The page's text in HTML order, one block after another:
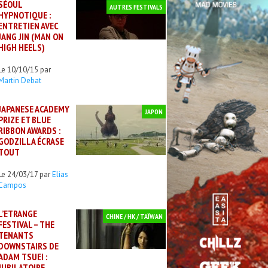
:
AVEC
JIN (MAN ON
HEELS)
10/10/15 par
Debat
AUTRES FESTIVALS
ACADEMY
ET BLUE
AWARDS :
ÉCRASE
24/03/17 parElias
JAPON
– THE
DE
TSUEI :
CHINE / HK / TAÏWAN